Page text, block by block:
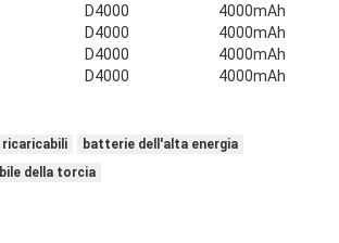
agli ioni di litio
torcia
Mno2
D4000
4000mAh
D4000
4000mAh
D4000
4000mAh
D4000 4000mAh
batterie dell'alta energia
della torcia